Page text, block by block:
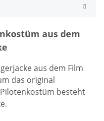
aus dem
aus dem Film
das original
besteht